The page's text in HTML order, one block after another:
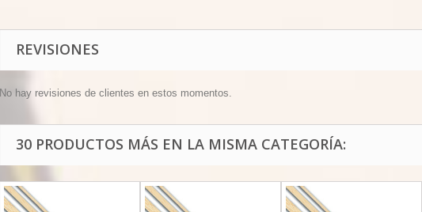
REVISIONES
No hay revisiones de clientes en estos momentos.
30 PRODUCTOS MÁS EN LA MISMA CATEGORÍA: